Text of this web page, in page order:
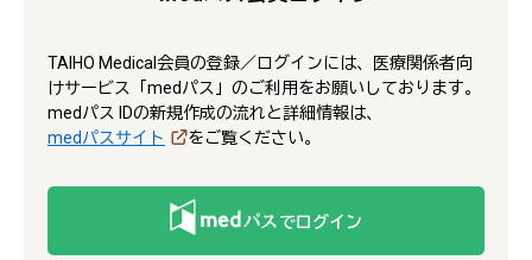
TAIHO Medical会員の登録／ログインには、医療関係者向
けサービス「medパス」のご利用をお願いしております。
medパス IDの新規作成の流れと詳細情報は、
medパスサイト
をご覧ください。
でログイン